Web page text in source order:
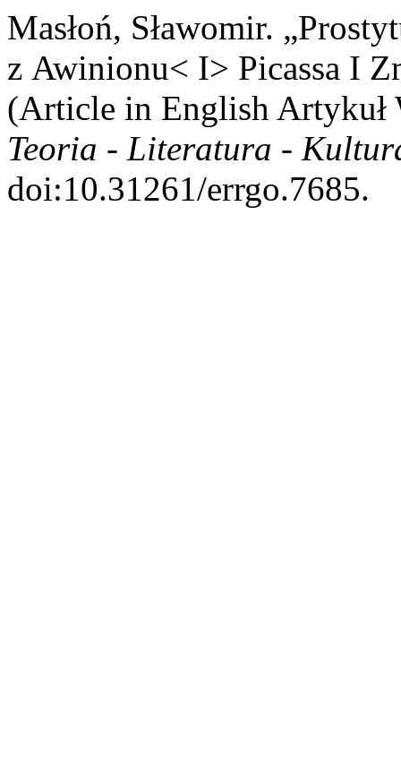
Masłoń, Sławomir.
z Awinionu< I> Picassa I
(Article in English
Teoria - Literatura -
doi:10.31261/errgo.7685.